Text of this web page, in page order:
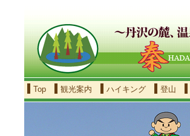
Top 観光案内 ハイキング 登山